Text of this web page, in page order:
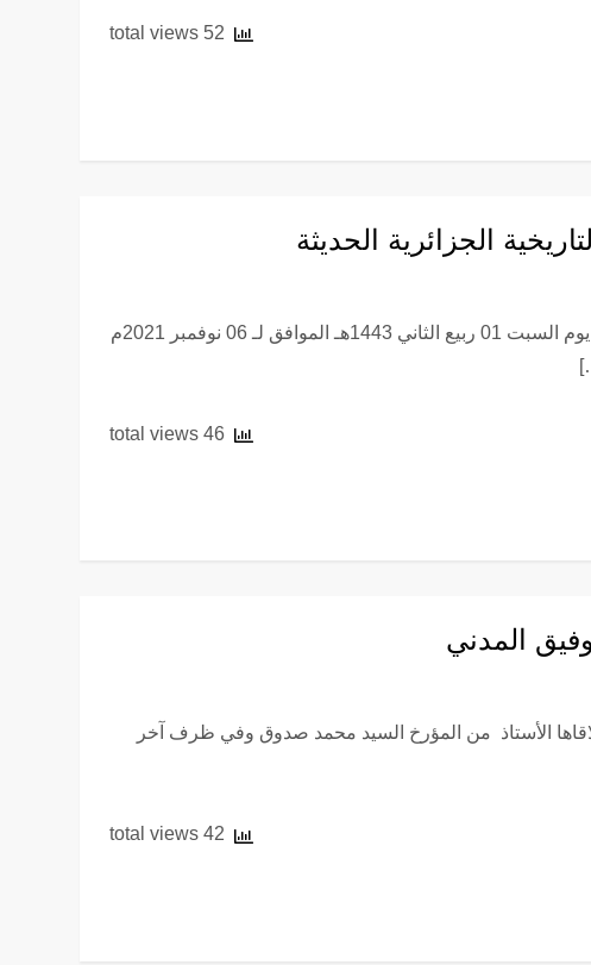
الجزائرية الحديثة
هذا عنوان ندوة وطنية تاريخية أقيمت بنادي الترقي بتاريخ يوم السبت 01 ربيع الثاني 1443هـ الموافق لـ 06 نوفمبر 2021م
المدني
الأستاذ من المؤرخ السيد محمد صدوق وفي ظرف آخر